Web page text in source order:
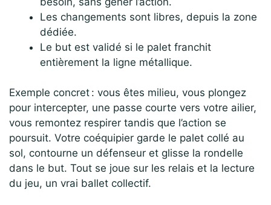
Les changements sont libres, depuis la zone
dédiée.
Le but est validé si le palet franchit
entièrement la ligne métallique.
Exemple concret : vous êtes milieu, vous plongez
pour intercepter, une passe courte vers votre ailier,
vous remontez respirer tandis que l’action se
poursuit. Votre coéquipier garde le palet collé au
sol, contourne un défenseur et glisse la rondelle
dans le but. Tout se joue sur les relais et la lecture
du jeu, un vrai ballet collectif.